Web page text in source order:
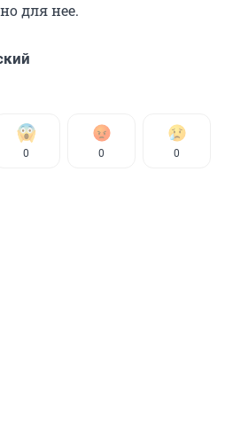
для нее.
0 0 0